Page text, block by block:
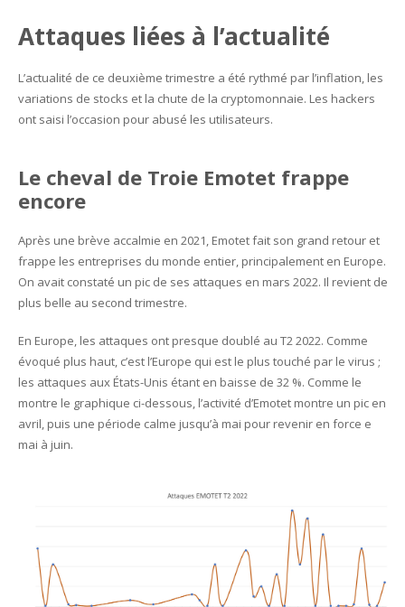
Attaques liées à l’actualité
L’actualité de ce deuxième trimestre a été rythmé par l’inflation, les
variations de stocks et la chute de la cryptomonnaie. Les hackers
ont saisi l’occasion pour abusé les utilisateurs.
Le cheval de Troie Emotet frappe
encore
Après une brève accalmie en 2021, Emotet fait son grand retour et
frappe les entreprises du monde entier, principalement en Europe.
On avait constaté un pic de ses attaques en mars 2022. Il revient de
plus belle au second trimestre.
En Europe, les attaques ont presque doublé au T2 2022. Comme
évoqué plus haut, c’est l’Europe qui est le plus touché par le virus ;
les attaques aux États-Unis étant en baisse de 32 %. Comme le
montre le graphique ci-dessous, l’activité d’Emotet montre un pic en
avril, puis une période calme jusqu’à mai pour revenir en force e
mai à juin.